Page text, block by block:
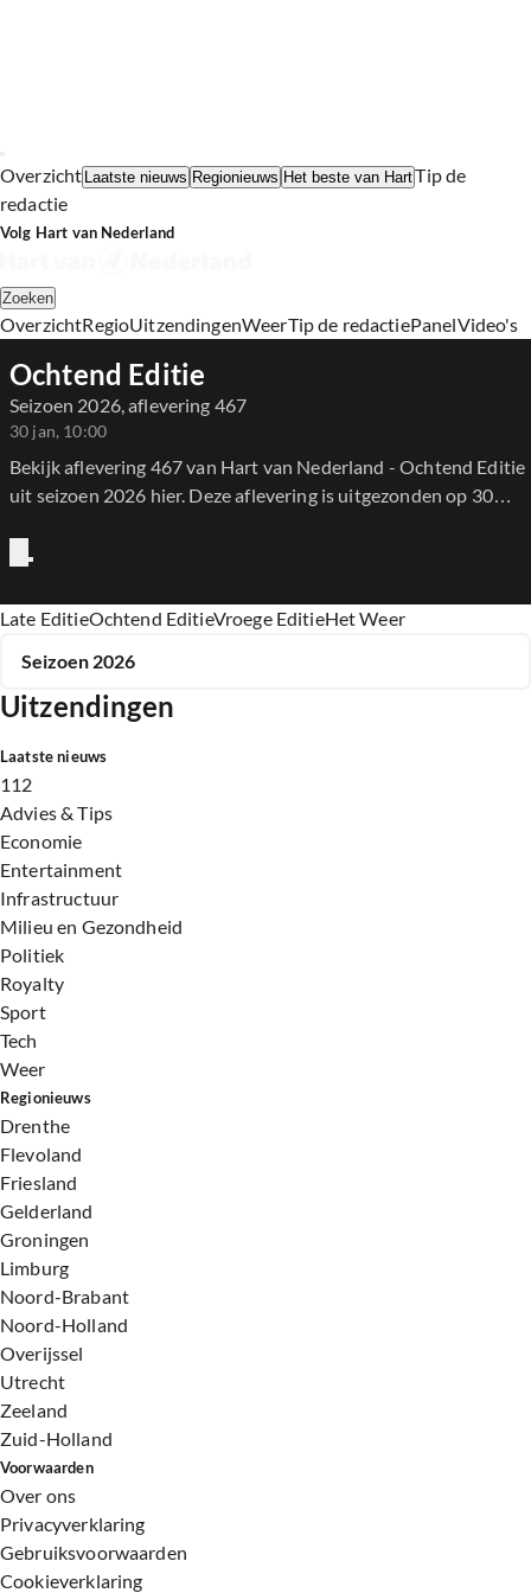
Overzicht Laatste nieuws Regionieuws Het beste van HartTip de
redactie
Volg Hart van Nederland
Zoeken
OverzichtRegioUitzendingenWeerTip de redactiePanelVideo's
Ochtend Editie
Seizoen 2026, aflevering 467
30 jan, 10:00
Bekijk aflevering 467 van Hart van Nederland - Ochtend Editie
uit seizoen 2026 hier. Deze aflevering is uitgezonden op 30
Editie is een Nieuws programma
Late EditieOchtend EditieVroege EditieHet Weer
Uitzendingen
Seizoen 2026
Laatste nieuws
112
Advies & Tips
Economie
Entertainment
Infrastructuur
Milieu en Gezondheid
Politiek
Royalty
Sport
Tech
Weer
Regionieuws
Drenthe
Flevoland
Friesland
Gelderland
Groningen
Limburg
Noord-Brabant
Noord-Holland
Overijssel
Utrecht
Zeeland
Zuid-Holland
Voorwaarden
Over ons
Privacyverklaring
Gebruiksvoorwaarden
Cookieverklaring